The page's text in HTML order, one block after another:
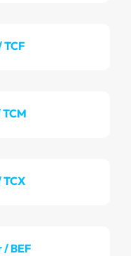
TCF
TCX
/ BEF